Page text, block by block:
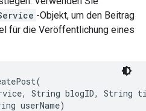
-Objekt, um den Beitrag
für die Veröffentlichung eines
String blogID, String
userName)